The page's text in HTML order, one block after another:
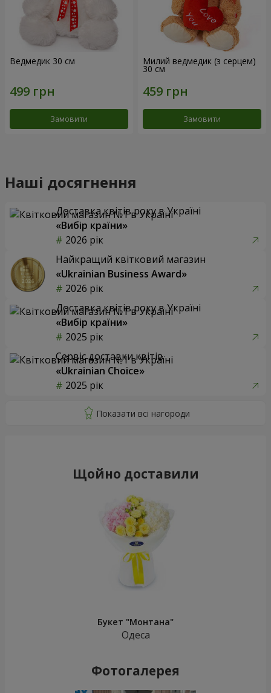
Ведмедик 30 см
Замовити
Милий ведмедик (з серцем)
30 см
Замовити
Наші досягнення
Доставка квітів року в Україні
«Вибір країни»
2026 рік
Найкращий квітковий магазин
«Ukrainian Business Award»
2026 рік
Доставка квітів року в Україні
«Вибір країни»
2025 рік
Сервіс доставки квітів
«Ukrainian Choice»
2025 рік
Щойно доставили
Букет "Монтана"
Одеса
Фотогалерея